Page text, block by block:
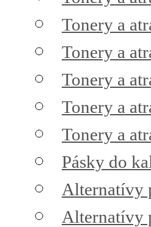
Tonery a
Tonery a
Tonery a
Tonery a
Tonery a
Pásky do
Alternatívy
Alternatívy